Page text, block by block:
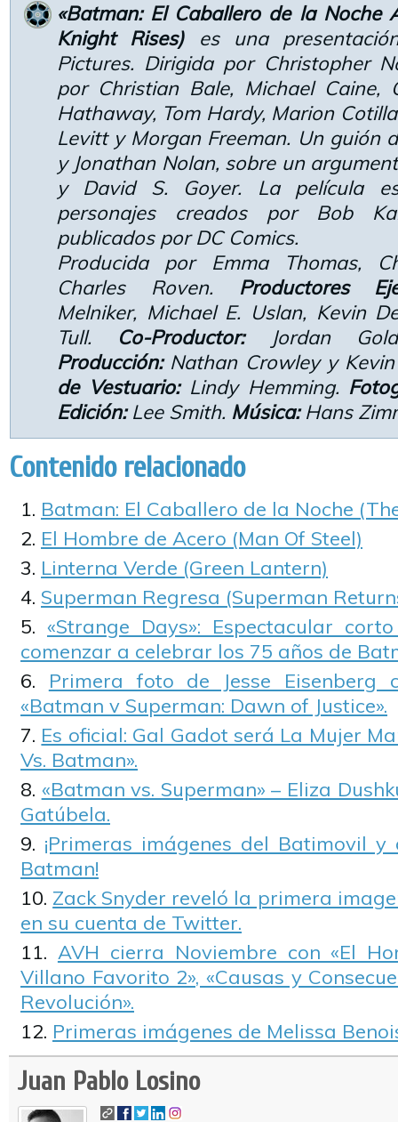
«Batman: El Caballero de la Noche
Knight Rises)es una
Pictures. Dirigida por Christopher
por Christian Bale, Michael Caine,
Hathaway, Tom Hardy, Marion
Levitt y Morgan Freeman. Un guión
y Jonathan Nolan, sobre un
y David S. Goyer. La película
personajes creados por Bob
publicados por DC Comics.
Producida por Emma Thomas,
Charles Roven. Productores
Melniker, Michael E. Uslan, Kevin
Tull. Co-Productor:Jordan
Producción:Nathan Crowley y
de Vestuario:Lindy Hemming.
Edición:Lee Smith. Música:Hans
Contenido relacionado
Batman: El Caballero de la Noche
El Hombre de Acero (Man Of Steel)
Linterna Verde (Green Lantern)
Superman Regresa (Superman
«Strange Days»: Espectacular
comenzar a celebrar los 75 años de
Primera foto de Jesse Eisenberg
«Batman v Superman: Dawn of Justice».
Es oficial: Gal Gadot será La Mujer
Vs. Batman».
«Batman vs. Superman» – Eliza
Gatúbela.
¡Primeras imágenes del Batimovil
Batman!
Zack Snyder reveló la primera
en su cuenta de Twitter.
AVH cierra Noviembre con «El
Villano Favorito 2», «Causas y
Revolución».
Primeras imágenes de Melissa
Juan Pablo Losino